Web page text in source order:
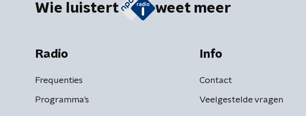
Wie luistert weet meer
Radio
Frequenties
Programma's
Info
Contact
Veelgestelde vragen